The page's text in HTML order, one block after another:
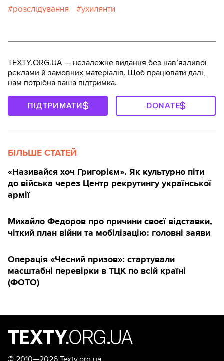
розслідування
ухилянти
TEXTY.ORG.UA — незалежне видання без навʼязливої
реклами й замовних матеріалів. Щоб працювати далі,
нам потрібна ваша підтримка.
ПІДТРИМАТИ DONATE
БІЛЬШЕ СТАТЕЙ
«Називайся хоч Григорієм». Як культурно піти
до війська через Центр рекрутингу української
армії
Михайло Федоров про причини своєї відставки,
чіткий план війни та мобілізацію: головні заяви
Операція «Чесний призов»: стартували
масштабні перевірки в ТЦК по всій країні
(ФОТО)
© 2010—2026 Texty.org.ua